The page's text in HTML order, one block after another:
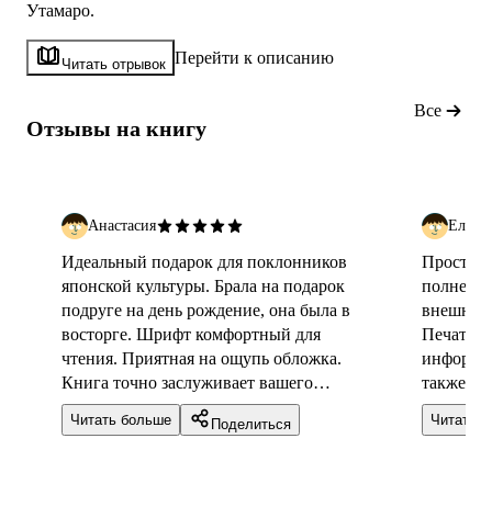
Утамаро.
Читать отрывок Перейти к описанию
Отзывы на книгу
Все
Анастасия
Идеальный подарок для поклонников
японской культуры. Брала на подарок
подруге на день рождение, она была в
восторге. Шрифт комфортный для
чтения. Приятная на ощупь обложка.
Книга точно заслуживает вашего
внимания и займёт почётное место на
полке. Подойдет всем, кто хочет
Читать больше Поделиться
Елена
Просто
Печать
также
страниц,
книгу в
Читать